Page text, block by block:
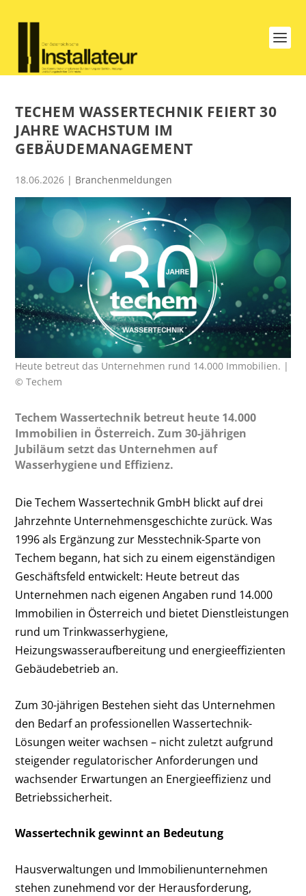
TECHEM WASSERTECHNIK FEIERT 30
JAHRE WACHSTUM IM
GEBÄUDEMANAGEMENT
18.06.2026 | Branchenmeldungen
Heute betreut das Unternehmen rund 14.000 Immobilien. |
© Techem
Techem Wassertechnik betreut heute 14.000
Immobilien in Österreich. Zum 30-jährigen
Jubiläum setzt das Unternehmen auf
Wasserhygiene und Effizienz.
Die Techem Wassertechnik GmbH blickt auf drei
Jahrzehnte Unternehmensgeschichte zurück. Was
1996 als Ergänzung zur Messtechnik-Sparte von
Techem begann, hat sich zu einem eigenständigen
Geschäftsfeld entwickelt: Heute betreut das
Unternehmen nach eigenen Angaben rund 14.000
Immobilien in Österreich und bietet Dienstleistungen
rund um Trinkwasserhygiene,
Heizungswasseraufbereitung und energieeffizienten
Gebäudebetrieb an.
Zum 30-jährigen Bestehen sieht das Unternehmen
den Bedarf an professionellen Wassertechnik-
Lösungen weiter wachsen – nicht zuletzt aufgrund
steigender regulatorischer Anforderungen und
wachsender Erwartungen an Energieeffizienz und
Betriebssicherheit.
Wassertechnik gewinnt an Bedeutung
Hausverwaltungen und Immobilienunternehmen
stehen zunehmend vor der Herausforderung,